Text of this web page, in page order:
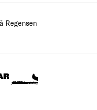
Regensen